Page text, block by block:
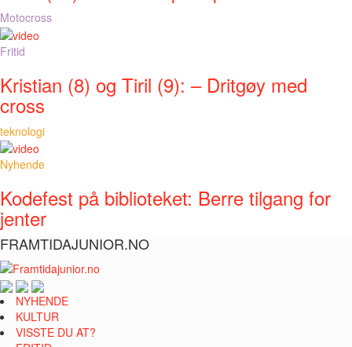
Motocross
Fritid
Kristian (8) og Tiril (9): – Dritgøy med
cross
teknologi
Nyhende
Kodefest på biblioteket: Berre tilgang for
jenter
FRAMTIDAJUNIOR.NO
NYHENDE
KULTUR
VISSTE DU AT?